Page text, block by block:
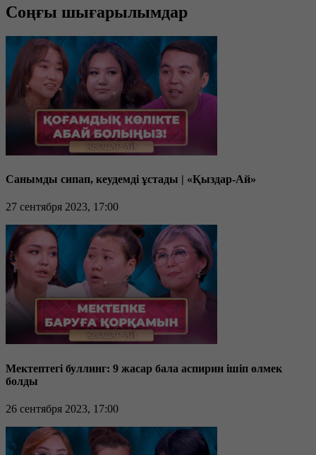
Соңғы шығарылымдар
Санымды сипап, кеудемді ұстады | «Қыздар-Ай»
27 сентября 2023, 17:00
Мектептегі буллинг: 9 жасар бала аспирин ішіп өлмек
болды
26 сентября 2023, 17:00